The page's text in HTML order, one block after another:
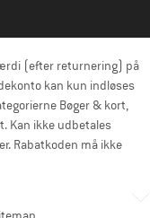
(efter returnering) på
kan kun indløses
Bøger & kort,
Kan ikke udbetales
Rabatkoden må ikke